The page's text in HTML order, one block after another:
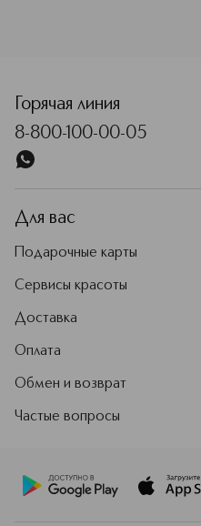
Горячая линия
8-800-100-00-05
Для вас
Подарочные карты
Сервисы красоты
Доставка
Оплата
Обмен и возврат
Частые вопросы